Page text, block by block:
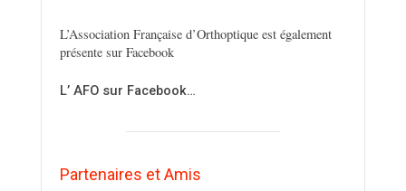
L’Association Française d’Orthoptique est également
présente sur Facebook
L’ AFO sur Facebook…
Partenaires et Amis